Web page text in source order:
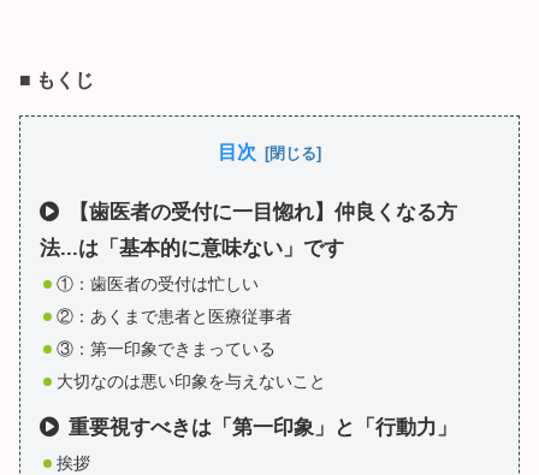
■ もくじ
目次
【歯医者の受付に一目惚れ】仲良くなる方
法...は「基本的に意味ない」です
①：歯医者の受付は忙しい
②：あくまで患者と医療従事者
③：第一印象できまっている
大切なのは悪い印象を与えないこと
重要視すべきは「第一印象」と「行動力」
挨拶